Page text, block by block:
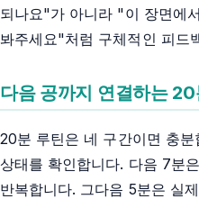
되나요"가 아니라 "이 장면에
봐주세요"처럼 구체적인 피드
다음 공까지 연결하는 20
20분 루틴은 네 구간이면 충
상태를 확인합니다. 다음 7분
반복합니다. 그다음 5분은 실